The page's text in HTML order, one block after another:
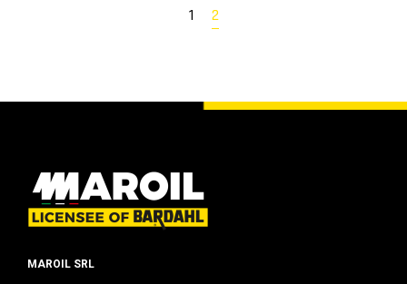
1 2
MAROIL SRL